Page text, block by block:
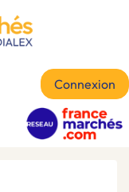
Connexion